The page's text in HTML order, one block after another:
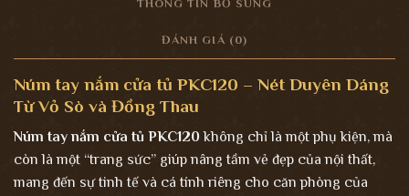
THÔNG TIN BỔ SUNG
ĐÁNH GIÁ (0)
Núm tay nắm cửa tủ PKC120 – Nét Duyên Dáng
Từ Vỏ Sò và Đồng Thau
Núm tay nắm cửa tủ PKC120không chỉ là một phụ kiện, mà
còn là một “trang sức” giúp nâng tầm vẻ đẹp của nội thất,
mang đến sự tinh tế và cá tính riêng cho căn phòng của